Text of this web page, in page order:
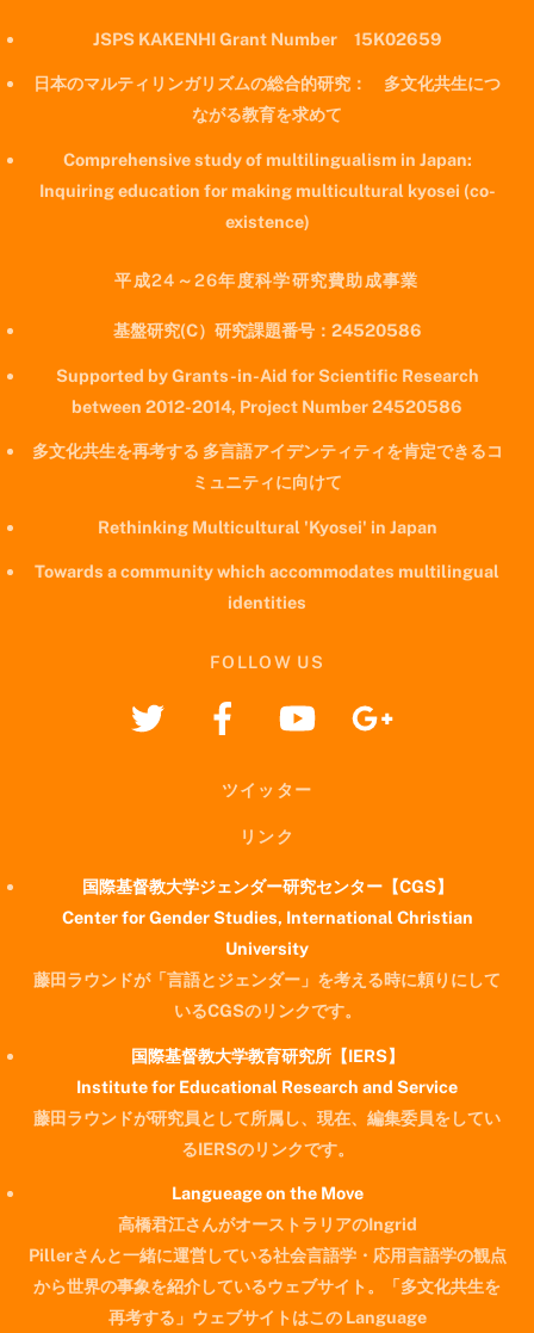
JSPS KAKENHI Grant Number 15K02659
日本のマルティリンガリズムの総合的研究： 多文化共生につ
ながる教育を求めて
Comprehensive study of multilingualism in Japan:
Inquiring education for making multicultural kyosei (co-
existence)
平成24～26年度科学研究費助成事業
基盤研究(C）研究課題番号：24520586
Supported by Grants-in-Aid for Scientific Research
between 2012-2014, Project Number 24520586
多文化共生を再考する 多言語アイデンティティを肯定できるコ
ミュニティに向けて
Rethinking Multicultural 'Kyosei' in Japan
Towards a community which accommodates multilingual
identities
FOLLOW US
ツイッター
リンク
国際基督教大学ジェンダー研究センター【CGS】
Center for Gender Studies, International Christian
University
藤田ラウンドが「言語とジェンダー」を考える時に頼りにして
いるCGSのリンクです。
国際基督教大学教育研究所【IERS】
Institute for Educational Research and Service
藤田ラウンドが研究員として所属し、現在、編集委員をしてい
るIERSのリンクです。
Langueage on the Move
高橋君江さんがオーストラリアのIngrid
Pillerさんと一緒に運営している社会言語学・応用言語学の観点
から世界の事象を紹介しているウェブサイト。「多文化共生を
再考する」ウェブサイトはこの Language